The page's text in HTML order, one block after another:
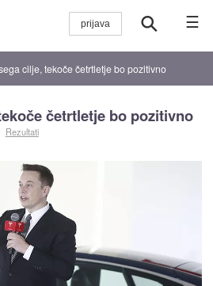
☰
cilje, tekoče četrtletje bo pozitivno
četrtletje bo pozitivno
Rezultati